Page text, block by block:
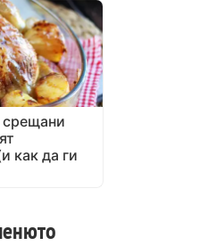
срещани
как да ги